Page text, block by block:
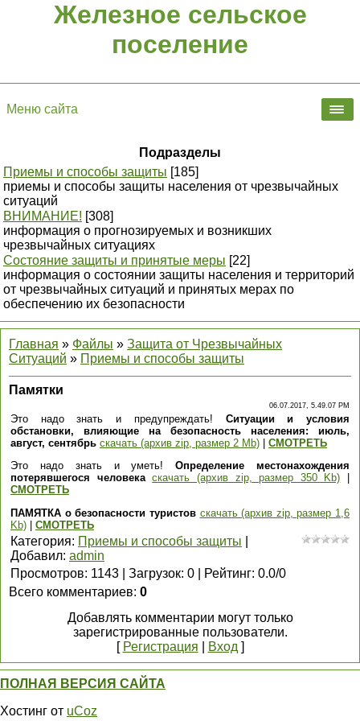
Железное сельское
поселение
Меню сайта
Подразделы
Приемы и способы защиты [185]
приемы и способы защиты населения от чрезвычайных
ситуаций
ВНИМАНИЕ! [308]
информация о прогнозируемых и возникших
чрезвычайных ситуациях
Состояние защиты и принятые меры [22]
информация о состоянии защиты населения и территорий
от чрезвычайных ситуаций и принятых мерах по
обеспечению их безопасности
Главная » Файлы » Защита от Чрезвычайных
Ситуаций » Приемы и способы защиты
Памятки
06.07.2017, 5.49.07 PM
Это надо знать и предупреждать! Ситуации и условия
обстановки, влияющие на безопасность населения: июль,
август, сентябрь скачать (архив zip, размер 2 Mb)
СМОТРЕТЬ
Это надо знать и уметь!Определение местонахождения
потерявшегося человека скачать (архив zip, размер 350 Kb)
СМОТРЕТЬ
ПАМЯТКА о безопасности туристов скачать (архив zip, размер 1,6
Kb) | СМОТРЕТЬ
Категория: Приемы и способы защиты
Добавил: admin
Просмотров: 1143 Загрузок: 0 Рейтинг: 0.0/0
Всего комментариев: 0
Добавлять комментарии могут только
зарегистрированные пользователи.
[ Регистрация Вход ]
ПОЛНАЯ ВЕРСИЯ САЙТА
Хостинг от uCoz